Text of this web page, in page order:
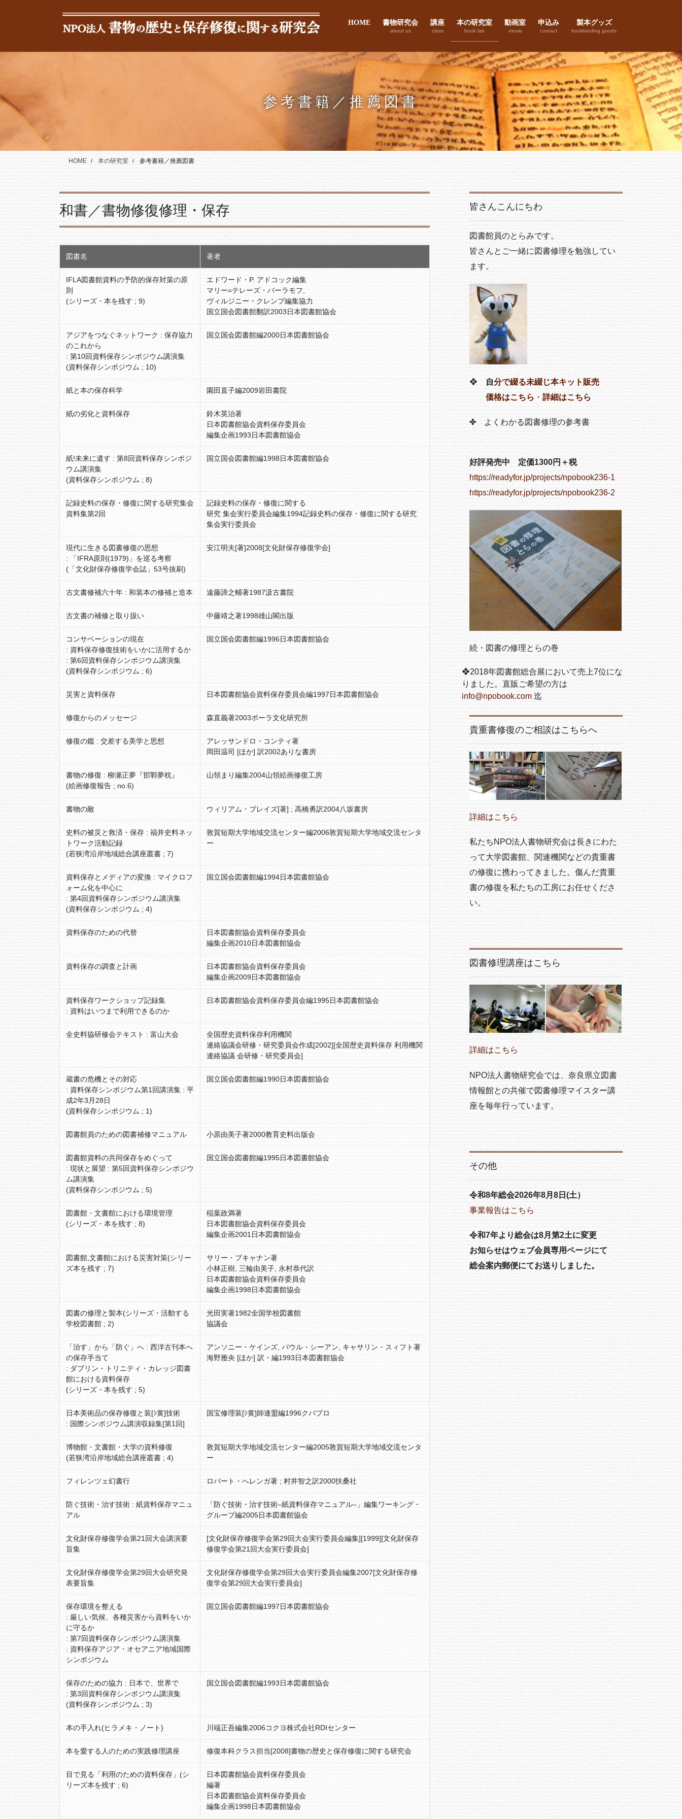
ツ
シ
移
HOME 書物研究会
about us
講座
class
本の研究室
book lab
動画室
movie
申込み
contact
製本グッズ
bookbinding goods
参考書籍／推薦図書
HOME 本の研究室 参考書籍／推薦図書
和書／書物修復修理・保存
図書名 著者
IFLA図書館資料の予防的保存対策の原
則
(シリーズ・本を残す ; 9)
エドワード・P. アドコック編集
マリー=テレーズ・バーラモフ,
ヴィルジニー・クレンプ編集協力
国立国会図書館翻訳2003日本図書館協会
アジアをつなぐネットワーク : 保存協力
のこれから
: 第10回資料保存シンポジウム講演集
(資料保存シンポジウム ; 10)
国立国会図書館編2000日本図書館協会
紙と本の保存科学 園田直子編2009岩田書院
紙の劣化と資料保存
鈴木英治著
日本図書館協会資料保存委員会
編集企画1993日本図書館協会
紙!未来に遺す : 第8回資料保存シンポジ
ウム講演集
(資料保存シンポジウム ; 8)
国立国会図書館編1998日本図書館協会
記録史料の保存・修復に関する研究集会
資料集第2回
記録史料の保存・修復に関する
研究 集会実行委員会編集1994記録史料の保存・修復に関する研究
集会実行委員会
現代に生きる図書修復の思想
: 「IFRA原則(1979)」を巡る考察
(「文化財保存修復学会誌」53号抜刷)
安江明夫[著]2008[文化財保存修復学会]
古文書修補六十年 : 和装本の修補と造本 遠藤諦之輔著1987汲古書院
古文書の補修と取り扱い 中藤靖之著1998雄山閣出版
コンサベーションの現在
: 資料保存修復技術をいかに活用するか
: 第6回資料保存シンポジウム講演集
(資料保存シンポジウム ; 6)
国立国会図書館編1996日本図書館協会
災害と資料保存 日本図書館協会資料保存委員会編1997日本図書館協会
修復からのメッセージ 森直義著2003ポーラ文化研究所
修復の鑑 : 交差する美学と思想
アレッサンドロ・コンティ著
岡田温司 [ほか] 訳2002ありな書房
書物の修復 : 柳瀬正夢『邯鄲夢枕』
(絵画修復報告 ; no.6)
山領まり編集2004山領絵画修復工房
書物の敵 ウィリアム・ブレイズ[著] ; 高橋勇訳2004八坂書房
史料の被災と救済・保存 : 福井史料ネッ
トワーク活動記録
(若狭湾沿岸地域総合講座叢書 ; 7)
敦賀短期大学地域交流センター編2006敦賀短期大学地域交流センタ
ー
資料保存とメディアの変換 : マイクロフ
ォーム化を中心に
: 第4回資料保存シンポジウム講演集
(資料保存シンポジウム ; 4)
国立国会図書館編1994日本図書館協会
資料保存のための代替
日本図書館協会資料保存委員会
編集企画2010日本図書館協会
資料保存の調査と計画
日本図書館協会資料保存委員会
編集企画2009日本図書館協会
資料保存ワークショップ記録集
: 資料はいつまで利用できるのか
日本図書館協会資料保存委員会編1995日本図書館協会
全史料協研修会テキスト : 富山大会
全国歴史資料保存利用機関
連絡協議会研修・研究委員会作成[2002][全国歴史資料保存 利用機関
連絡協議 会研修・研究委員会]
蔵書の危機とその対応
: 資料保存シンポジウム第1回講演集 : 平
成2年3月28日
(資料保存シンポジウム ; 1)
国立国会図書館編1990日本図書館協会
図書館員のための図書補修マニュアル 小原由美子著2000教育史料出版会
図書館資料の共同保存をめぐって
: 現状と展望 : 第5回資料保存シンポジウ
ム講演集
(資料保存シンポジウム ; 5)
国立国会図書館編1995日本図書館協会
図書館・文書館における環境管理
(シリーズ・本を残す ; 8)
稲葉政満著
日本図書館協会資料保存委員会
編集企画2001日本図書館協会
図書館,文書館における災害対策(シリー
ズ本を残す ; 7)
サリー・ブキャナン著
小林正樹, 三輪由美子, 永村恭代訳
日本図書館協会資料保存委員会
編集企画1998日本図書館協会
図書の修理と製本(シリーズ・活動する
学校図書館 ; 2)
光田実著1982全国学校図書館
協議会
「治す」から「防ぐ」へ : 西洋古刊本へ
の保存手当て
: ダブリン・トリニティ・カレッジ図書
館における資料保存
(シリーズ・本を残す ; 5)
アンソニー・ケインズ, パウル・シーアン, キャサリン・スィフト著
海野雅央 [ほか] 訳・編1993日本図書館協会
日本美術品の保存修復と装[ｼ黄]技術
: 国際シンポジウム講演収録集[第1回]
国宝修理装[ｼ黄]師連盟編1996クバプロ
博物館・文書館・大学の資料修復
(若狭湾沿岸地域総合講座叢書 ; 4)
敦賀短期大学地域交流センター編2005敦賀短期大学地域交流センタ
ー
フィレンツェ幻書行 ロバート・へレンガ著 ; 村井智之訳2000扶桑社
防ぐ技術・治す技術 : 紙資料保存マニュ
アル
「防ぐ技術・治す技術–紙資料保存マニュアル–」編集ワーキング・
グループ編2005日本図書館協会
文化財保存修復学会第21回大会講演要
旨集
[文化財保存修復学会第29回大会実行委員会編集][1999][文化財保存
修復学会第21回大会実行委員会]
文化財保存修復学会第29回大会研究発
表要旨集
文化財保存修復学会第29回大会実行委員会編集2007[文化財保存修
復学会第29回大会実行委員会]
保存環境を整える
: 厳しい気候、各種災害から資料をいか
に守るか
: 第7回資料保存シンポジウム講演集
: 資料保存アジア・オセアニア地域国際
シンポジウム
国立国会図書館編1997日本図書館協会
保存のための協力 : 日本で、世界で
: 第3回資料保存シンポジウム講演集
(資料保存シンポジウム ; 3)
国立国会図書館編1993日本図書館協会
本の手入れ(ヒラメキ・ノート) 川端正吾編集2006コクヨ株式会社RDIセンター
本を愛する人のための実践修理講座 修復本科クラス担当[2008]書物の歴史と保存修復に関する研究会
目で見る「利用のための資料保存」(シ
リーズ本を残す ; 6)
日本図書館協会資料保存委員会
編著
日本図書館協会資料保存委員会
編集企画1998日本図書館協会
皆さんこんにちわ
図書館員のとらみです。
皆さんとご一緒に図書修理を勉強してい
ます。
❖ 自分で綴る未綴じ本キット販売
価格はこちら ・詳細はこちら
✤ よくわかる図書修理の参考書
好評発売中 定価1300円＋税
https://readyfor.jp/projects/npobook236-1
https://readyfor.jp/projects/npobook236-2
続・図書の修理とらの巻
❖2018年図書館総合展において売上7位にな
りました。直販ご希望の方は
info@npobook.com 迄
貴重書修復のご相談はこちらへ
詳細はこちら
私たちNPO法人書物研究会は長きにわた
って大学図書館、関連機関などの貴重書
の修復に携わってきました。傷んだ貴重
書の修復を私たちの工房にお任せくださ
い。
図書修理講座はこちら
詳細はこちら
NPO法人書物研究会では、奈良県立図書
情報館との共催で図書修理マイスター講
座を毎年行っています。
その他
令和8年総会2026年8月8日(土）
事業報告はこちら
令和7年より総会は8月第2土に変更
お知らせはウェブ会員専用ページにて
総会案内郵便にてお送りしました。